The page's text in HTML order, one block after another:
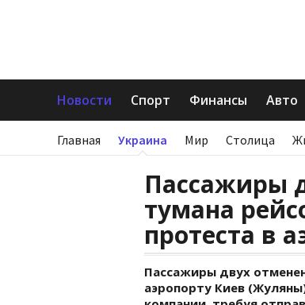
Новости Спорт Финансы Авто
Главная Украина Мир Столица
Пассажиры
тумана
протеста в
Пассажиры двух
аэропорту Киев